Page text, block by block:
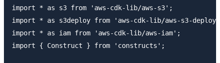
import * as s3 from 'aws-cdk-lib/aws-s3';
import * as s3deploy from 'aws-cdk-lib/aws-s3-
import * as iam from 'aws-cdk-lib/aws-iam';
import { Construct } from 'constructs';